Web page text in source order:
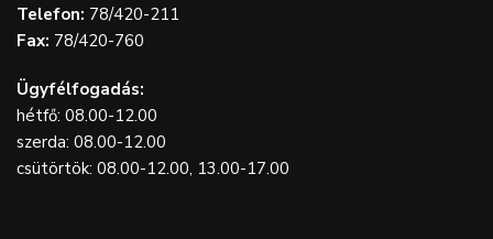
Telefon: 78/420-211
Fax: 78/420-760
Ügyfélfogadás:
hétfő: 08.00-12.00
szerda: 08.00-12.00
csütörtök: 08.00-12.00, 13.00-17.00